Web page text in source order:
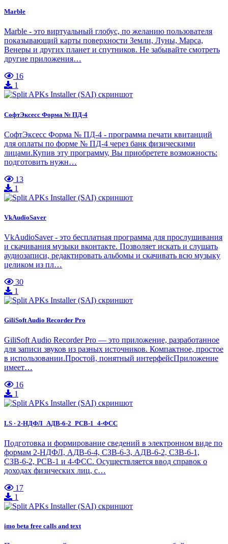
Marble
Marble - это виртуальный глобус, по желанию пользователя
показывающий карты поверхности Земли, Луны, Марса,
Венеры и других планет и спутников. Не забывайте смотреть
другие приложения…
16
1
СофтЭксесс Форма № ПД-4
СофтЭксесс Форма № ПД-4 - программа печати квитанций
для оплаты по форме № ПД-4 через банк физическими
лицами.Купив эту программу, Вы приобретете возможность:
подготовить нужн…
13
1
VkAudioSaver
VkAudioSaver - это бесплатная программа для прослушивания
и скачивания музыки вконтакте. Позволяет искать и слушать
аудиозаписи, редактировать альбомы и скачивать всю музыку
целиком из пл…
30
1
GiliSoft Audio Recorder Pro
GiliSoft Audio Recorder Pro — это приложение, разработанное
для записи звуков из разных источников. Компактное, простое
в использовании.Простой, понятный интерфейсПриложение
имеет…
16
1
LS · 2-НДФЛ_АДВ-6-2_РСВ-1_4-ФСС
Подготовка и формирование сведений в электронном виде по
формам 2-НДФЛ, АДВ-6-4, СЗВ-6-3, АДВ-6-2, СЗВ-6-1,
СЗВ-6-2, РСВ-1 и 4-ФСС. Осуществляется ввод справок о
доходах физических лиц, с…
17
1
imo beta free calls and text